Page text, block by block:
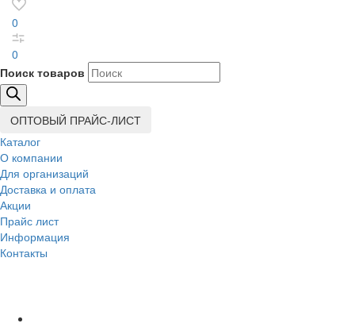
0
0
Поиск товаров
ОПТОВЫЙ ПРАЙС-ЛИСТ
Каталог
О компании
Для организаций
Доставка и оплата
Акции
Прайс лист
Информация
Контакты